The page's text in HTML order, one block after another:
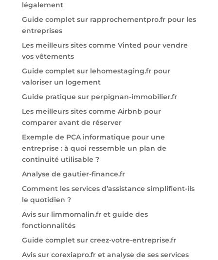
légalement
Guide complet sur rapprochementpro.fr pour les
entreprises
Les meilleurs sites comme Vinted pour vendre
vos vêtements
Guide complet sur lehomestaging.fr pour
valoriser un logement
Guide pratique sur perpignan-immobilier.fr
Les meilleurs sites comme Airbnb pour
comparer avant de réserver
Exemple de PCA informatique pour une
entreprise : à quoi ressemble un plan de
continuité utilisable ?
Analyse de gautier-finance.fr
Comment les services d’assistance simplifient-ils
le quotidien ?
Avis sur limmomalin.fr et guide des
fonctionnalités
Guide complet sur creez-votre-entreprise.fr
Avis sur corexiapro.fr et analyse de ses services